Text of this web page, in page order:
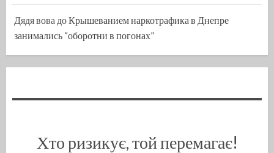
Дядя вова доКрышеванием наркотрафика в Днепре
занимались “оборотни в погонах”
Хто ризикує, той перемагає!